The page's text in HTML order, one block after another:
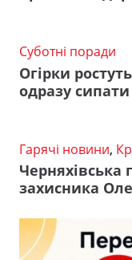
Суботні поради
Огірки
одразу
Гарячі новини,
Черняхівська
захисника